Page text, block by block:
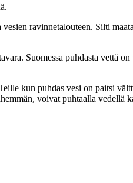
ravinnetalouteen. Silti
Suomessa puhdasta vettä
kun puhdas vesi on paitsi
voivat puhtaalla vedellä